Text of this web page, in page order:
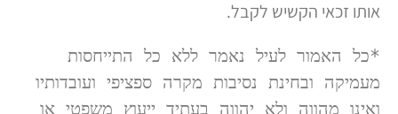
אותו זכאי הקשיש לקבל.
*כל האמור לעיל נאמר ללא כל התייחסות
מעמיקה ובחינת נסיבות מקרה ספציפי ועובדותיו
ואינו מהווה ולא יהווה בעתיד ייעוץ משפטי או